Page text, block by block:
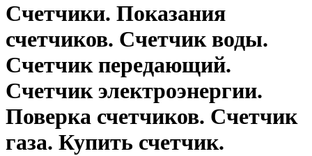
Счетчики. Показания
счетчиков. Счетчик воды.
Счетчик передающий.
Счетчик электроэнергии.
Поверка счетчиков. Счетчик
газа. Купить счетчик.